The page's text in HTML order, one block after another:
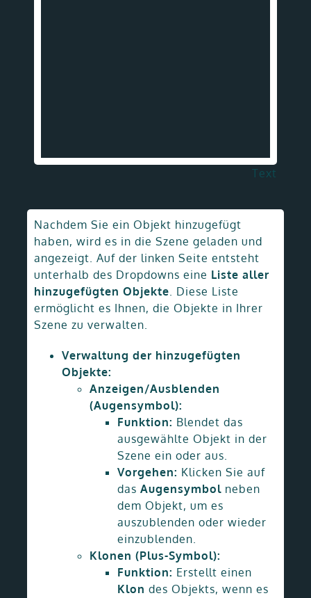
Text
Nachdem Sie ein Objekt hinzugefügt
haben, wird es in die Szene geladen und
angezeigt. Auf der linken Seite entsteht
unterhalb des Dropdowns eine Liste aller
hinzugefügten Objekte. Diese Liste
ermöglicht es Ihnen, die Objekte in Ihrer
Szene zu verwalten.
Verwaltung der hinzugefügten
Objekte:
Anzeigen/Ausblenden
(Augensymbol):
Funktion: Blendet das
ausgewählte Objekt in der
Szene ein oder aus.
Vorgehen: Klicken Sie auf
das Augensymbolneben
dem Objekt, um es
auszublenden oder wieder
einzublenden.
Klonen (Plus-Symbol):
Funktion: Erstellt einen
Klon des Objekts, wenn es